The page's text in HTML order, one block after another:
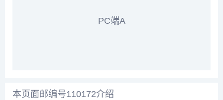
PC端A
本页面邮编号110172介绍